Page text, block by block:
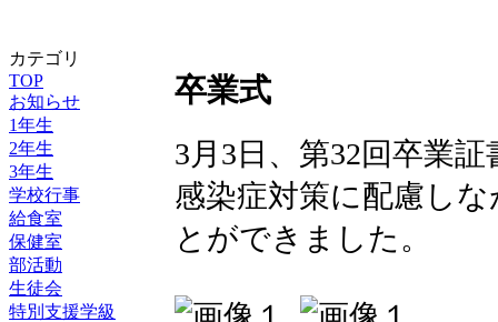
カテゴリ
TOP
お知らせ
1年生
2年生
3年生
学校行事
給食室
保健室
部活動
生徒会
特別支援学級
卒業式
3月3日、第32回卒業
感染症対策に配慮し
とができました。